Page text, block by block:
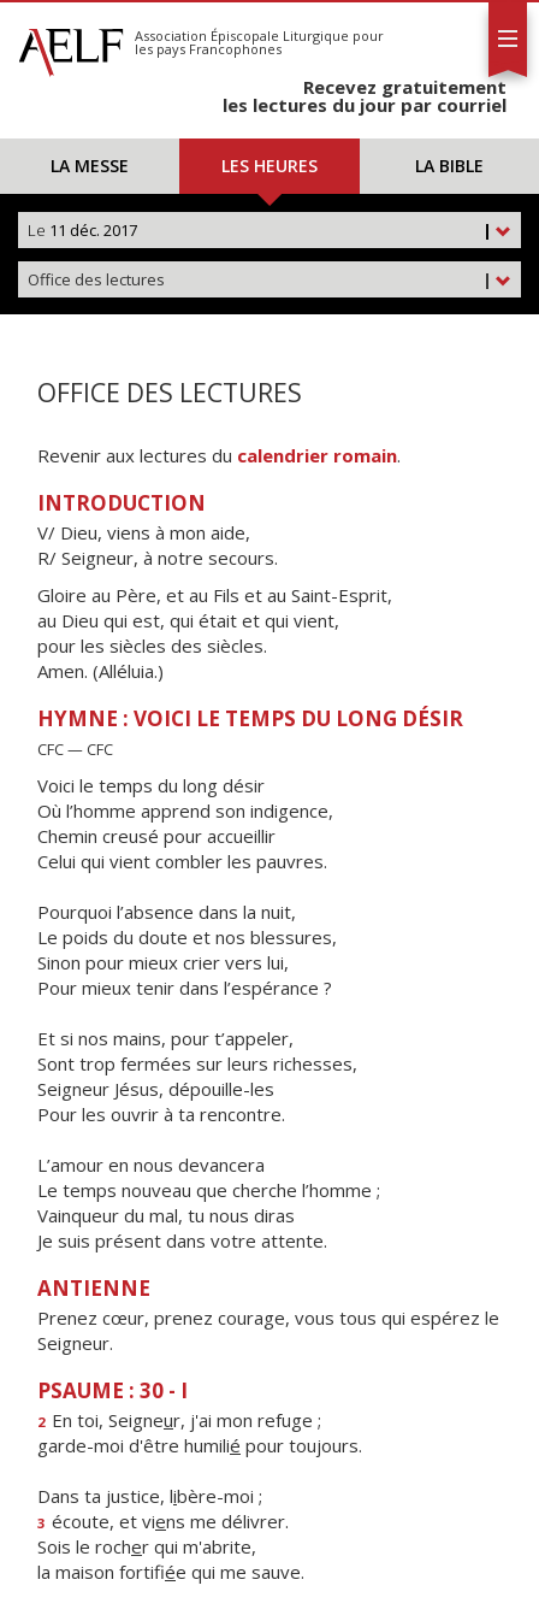
S'abonner
Calendrier
Association Épiscopale Liturgique pour
les pays Francophones
Recevez gratuitement
les lectures du jour par courriel
LA MESSE LES HEURES LA BIBLE
|
Le 11 déc. 2017
|
Office des lectures
OFFICE DES LECTURES
Revenir aux lectures du calendrier romain.
INTRODUCTION
V/ Dieu, viens à mon aide,
R/ Seigneur, à notre secours.
Gloire au Père, et au Fils et au Saint-Esprit,
au Dieu qui est, qui était et qui vient,
pour les siècles des siècles.
Amen. (Alléluia.)
HYMNE : VOICI LE TEMPS DU LONG DÉSIR
CFC — CFC
Voici le temps du long désir
Où l’homme apprend son indigence,
Chemin creusé pour accueillir
Celui qui vient combler les pauvres.
Pourquoi l’absence dans la nuit,
Le poids du doute et nos blessures,
Sinon pour mieux crier vers lui,
Pour mieux tenir dans l’espérance ?
Et si nos mains, pour t’appeler,
Sont trop fermées sur leurs richesses,
Seigneur Jésus, dépouille-les
Pour les ouvrir à ta rencontre.
L’amour en nous devancera
Le temps nouveau que cherche l’homme ;
Vainqueur du mal, tu nous diras
Je suis présent dans votre attente.
ANTIENNE
Prenez cœur, prenez courage, vous tous qui espérez le
Seigneur.
PSAUME : 30 - I
2 En toi, Seigneur, j'ai mon refuge ;
garde-moi d'être humilié pour toujours.
Dans ta justice, libère-moi ;
3 écoute, et viens me délivrer.
Sois le rocher qui m'abrite,
la maison fortifiée qui me sauve.